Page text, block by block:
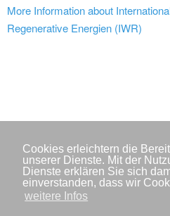
Cookies erleichtern die
unserer Dienste. Mit der
Dienste erklären Sie sich
einverstanden, dass wir
weitere Infos
More Information about
Regenerative Energien (IWR)
Partner
Impressum